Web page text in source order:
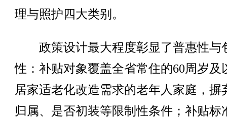
理与照护四大类别。
政策设计最大程度彰显了普惠性与
性：补贴对象覆盖全省常住的60周岁及
居家适老化改造需求的老年人家庭，摒
归属、是否初装等限制性条件；补贴标